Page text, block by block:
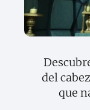
del
que